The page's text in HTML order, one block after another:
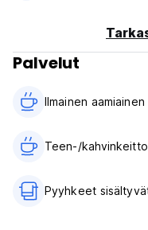
Breakfast included.
Palvelut
Ilmainen aamiainen‎
Teen-/
Pyyhkeet